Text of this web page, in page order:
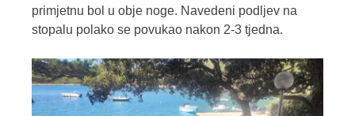
primjetnu bol u obje noge. Navedeni podljev na
stopalu polako se povukao nakon 2-3 tjedna.